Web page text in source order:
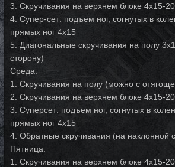
3. Скручивания на верхнем блоке 4х15-
4. Супер-сет: подъем ног, согнутых в
прямых ног 4х15
5. Диагональные скручивания на полу
сторону)
Среда:
1. Скручивания на полу (можно с
2. Скручивания на верхнем блоке 4х15-20
3. Суперсет: подъем ног, согнутых в
прямых ног 4х15
4. Обратные скручивания (на наклонной
Пятница:
1. Скручивания на верхнем блоке 4х15-20